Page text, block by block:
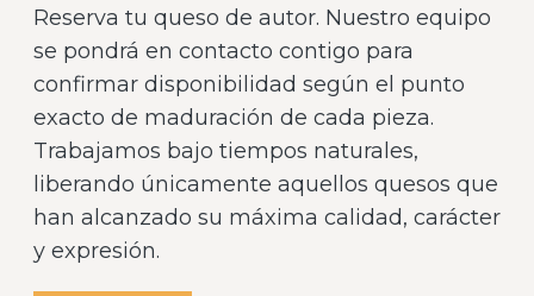
Reserva tu queso de autor. Nuestro equipo
se pondrá en contacto contigo para
confirmar disponibilidad según el punto
exacto de maduración de cada pieza.
Trabajamos bajo tiempos naturales,
liberando únicamente aquellos quesos que
han alcanzado su máxima calidad, carácter
y expresión.